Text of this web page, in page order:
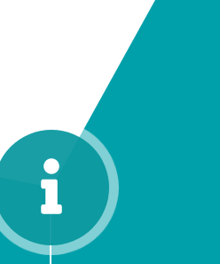
ne eléd.